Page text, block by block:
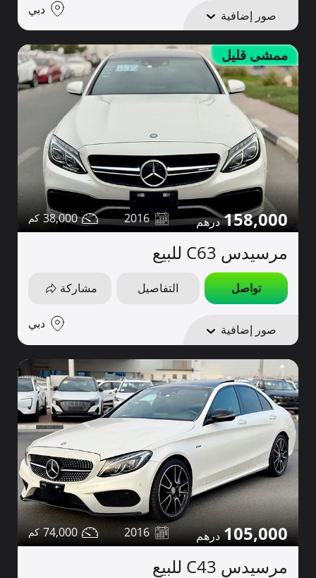
صور إضافية دبي
ممشى قليل
158,000
2016
38,000
مرسيدس C63 للبيع
تواصل التفاصيل مشاركة
صور إضافية دبي
105,000
2016
74,000
مرسيدس C43 للبيع